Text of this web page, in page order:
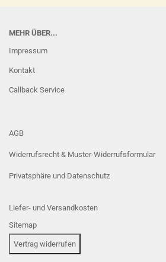
MEHR ÜBER...
Impressum
Kontakt
Callback Service
AGB
Widerrufsrecht & Muster-Widerrufsformular
Privatsphäre und Datenschutz
Liefer- und Versandkosten
Sitemap
Vertrag widerrufen